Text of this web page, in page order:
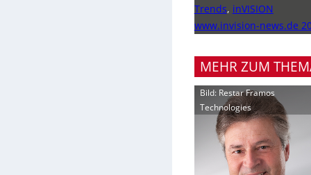
Trends, inVISION
www.invision-news.de
MEHR ZUM
Bild: Restar Framos
Technologies